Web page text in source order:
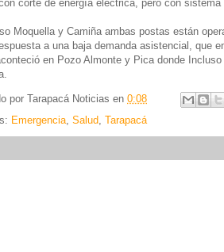
corte de energía eléctrica, pero con
Moquella y Camiña ambas postas están
a una baja demanda asistencial, que
en Pozo Almonte y Pica donde
por Tarapacá Noticias en 0:08
Emergencia, Salud, Tarapacá